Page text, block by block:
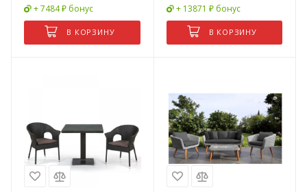
+ 7484 ₽ бонус
В КОРЗИНУ
+ 13871 ₽ бонус
В КОРЗИНУ